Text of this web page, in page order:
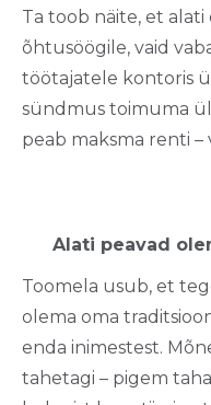
Ta toob näite, et alati
õhtusöögile, vaid
töötajatele kontoris
sündmus toimuma
peab maksma renti –
Alati peavad
Toomela usub, et
olema oma
enda inimestest.
tahetagi – pigem